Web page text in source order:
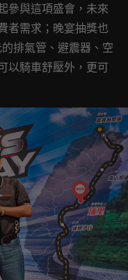
參與這項盛會，未來
者需求；晚宴抽獎也
排氣管、避震器、空
以騎車舒壓外，更可